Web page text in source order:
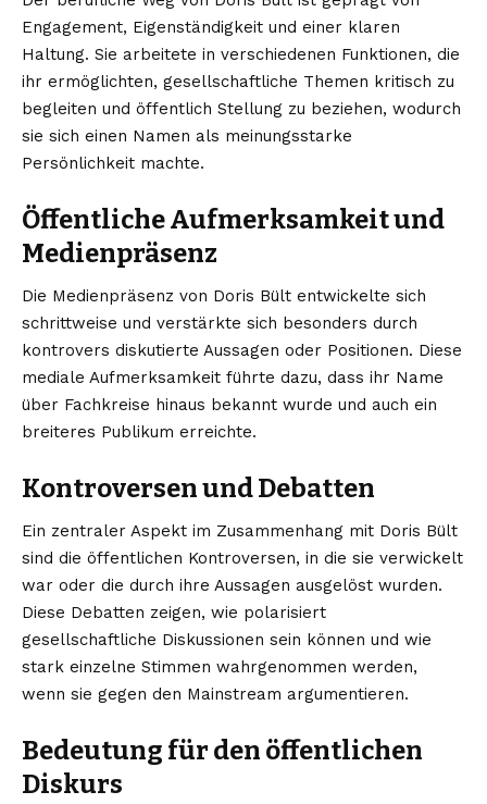
Engagement, Eigenständigkeit und einer klaren
Haltung. Sie arbeitete in verschiedenen Funktionen, die
ihr ermöglichten, gesellschaftliche Themen kritisch zu
begleiten und öffentlich Stellung zu beziehen, wodurch
sie sich einen Namen als meinungsstarke
Persönlichkeit machte.
Öffentliche Aufmerksamkeit und
Medienpräsenz
Die Medienpräsenz von Doris Bült entwickelte sich
schrittweise und verstärkte sich besonders durch
kontrovers diskutierte Aussagen oder Positionen. Diese
mediale Aufmerksamkeit führte dazu, dass ihr Name
über Fachkreise hinaus bekannt wurde und auch ein
breiteres Publikum erreichte.
Kontroversen und Debatten
Ein zentraler Aspekt im Zusammenhang mit Doris Bült
sind die öffentlichen Kontroversen, in die sie verwickelt
war oder die durch ihre Aussagen ausgelöst wurden.
Diese Debatten zeigen, wie polarisiert
gesellschaftliche Diskussionen sein können und wie
stark einzelne Stimmen wahrgenommen werden,
wenn sie gegen den Mainstream argumentieren.
Bedeutung für den öffentlichen
Diskurs